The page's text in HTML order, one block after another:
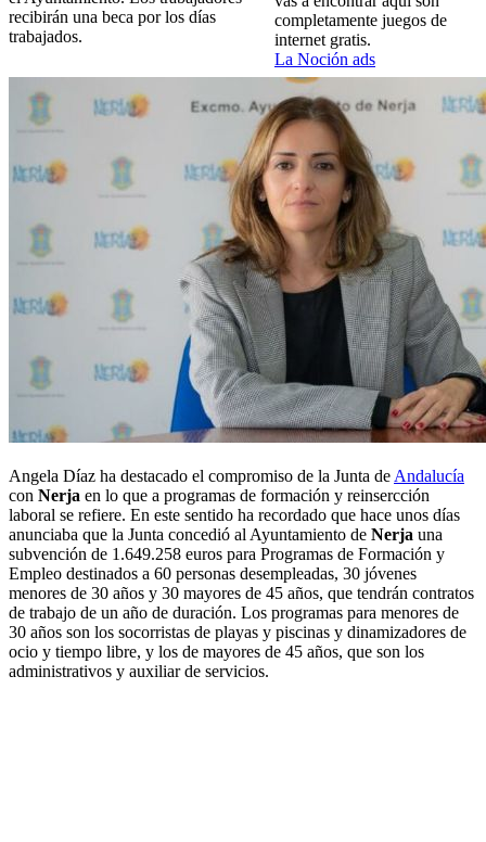
completamente juegos de
internet gratis.
La Noción ads
recibirán una beca por los días
trabajados.
Angela Díaz ha destacado el compromiso de la Junta de Andalucía
con Nerja en lo que a programas de formación y reinsercción
laboral se refiere. En este sentido ha recordado que hace unos días
anunciaba que la Junta concedió al Ayuntamiento de Nerja una
subvención de 1.649.258 euros para Programas de Formación y
Empleo destinados a 60 personas desempleadas, 30 jóvenes
menores de 30 años y 30 mayores de 45 años, que tendrán contratos
de trabajo de un año de duración. Los programas para menores de
30 años son los socorristas de playas y piscinas y dinamizadores de
ocio y tiempo libre, y los de mayores de 45 años, que son los
administrativos y auxiliar de servicios.